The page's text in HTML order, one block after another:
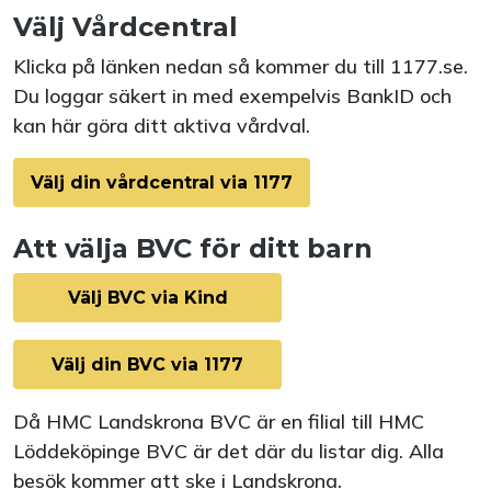
Välj Vårdcentral
Klicka på länken nedan så kommer du till 1177.se.
Du loggar säkert in med exempelvis BankID och
kan här göra ditt aktiva vårdval.
Välj din vårdcentral via 1177
Att välja BVC för ditt barn
Välj BVC via Kind
Välj din BVC via 1177
Då HMC Landskrona BVC är en filial till HMC
Löddeköpinge BVC är det där du listar dig. Alla
besök kommer att ske i Landskrona.